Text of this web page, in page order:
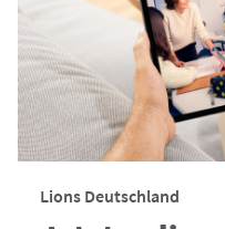
Lions Deutschland